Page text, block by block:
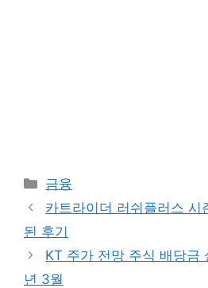
Categories
금융
카트라이더 러쉬플러스 시
된 후기
KT 주가 전망 주식 배당금
년 3월